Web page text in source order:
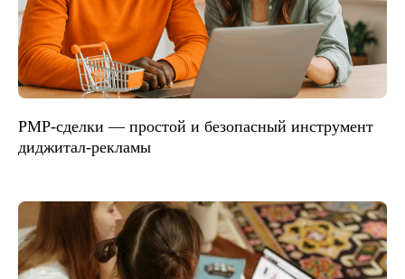
PMP-сделки — простой и безопасный инструмент
диджитал-рекламы